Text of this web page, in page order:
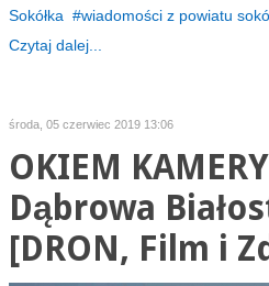
Sokółka
wiadomości z powiatu
Czytaj dalej...
środa, 05 czerwiec 2019 13:06
OKIEM
Dąbrowa
[DRON, Film i